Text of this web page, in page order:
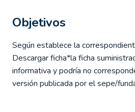
Objetivos
Según establece la
Descargar ficha*la ficha
informativa y podría no
versión publicada por el sepe/